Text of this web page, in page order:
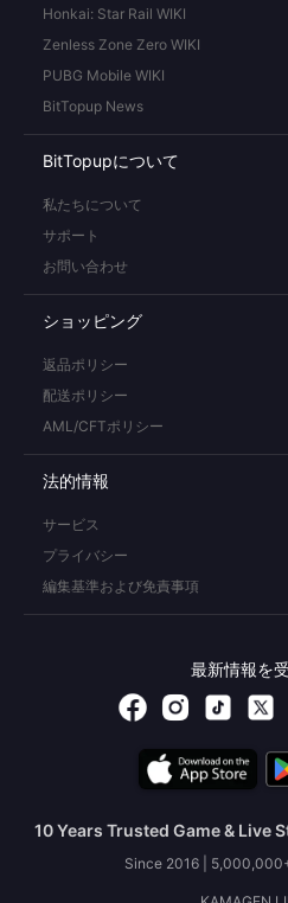
Honkai: Star Rail WIKI
Zenless Zone Zero WIKI
PUBG Mobile WIKI
BitTopup News
BitTopupについて
私たちについて
サポート
お問い合わせ
ショッピング
返品ポリシー
配送ポリシー
AML/CFTポリシー
法的情報
サービス
プライバシー
編集基準および免責事項
最新情報を
10 Years Trusted Game & Live
Since 2016 |